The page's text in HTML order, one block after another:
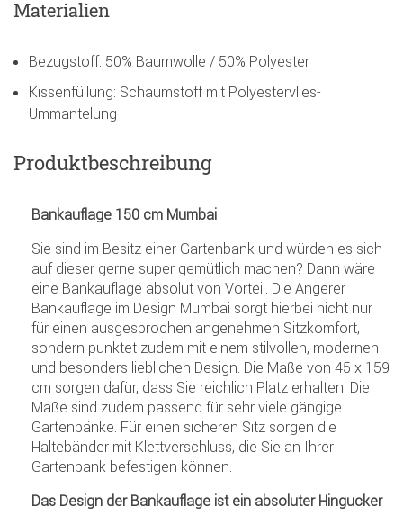
Materialien
Bezugstoff: 50% Baumwolle / 50% Polyester
Kissenfüllung: Schaumstoff mit Polyestervlies-
Ummantelung
Produktbeschreibung
Bankauflage 150 cm Mumbai
Sie sind im Besitz einer Gartenbank und würden es sich
auf dieser gerne super gemütlich machen? Dann wäre
eine Bankauflage absolut von Vorteil. Die Angerer
Bankauflage im Design Mumbai sorgt hierbei nicht nur
für einen ausgesprochen angenehmen Sitzkomfort,
sondern punktet zudem mit einem stilvollen, modernen
und besonders lieblichen Design. Die Maße von 45 x 159
cm sorgen dafür, dass Sie reichlich Platz erhalten. Die
Maße sind zudem passend für sehr viele gängige
Gartenbänke. Für einen sicheren Sitz sorgen die
Haltebänder mit Klettverschluss, die Sie an Ihrer
Gartenbank befestigen können.
Das Design der Bankauflage ist ein absoluter Hingucker